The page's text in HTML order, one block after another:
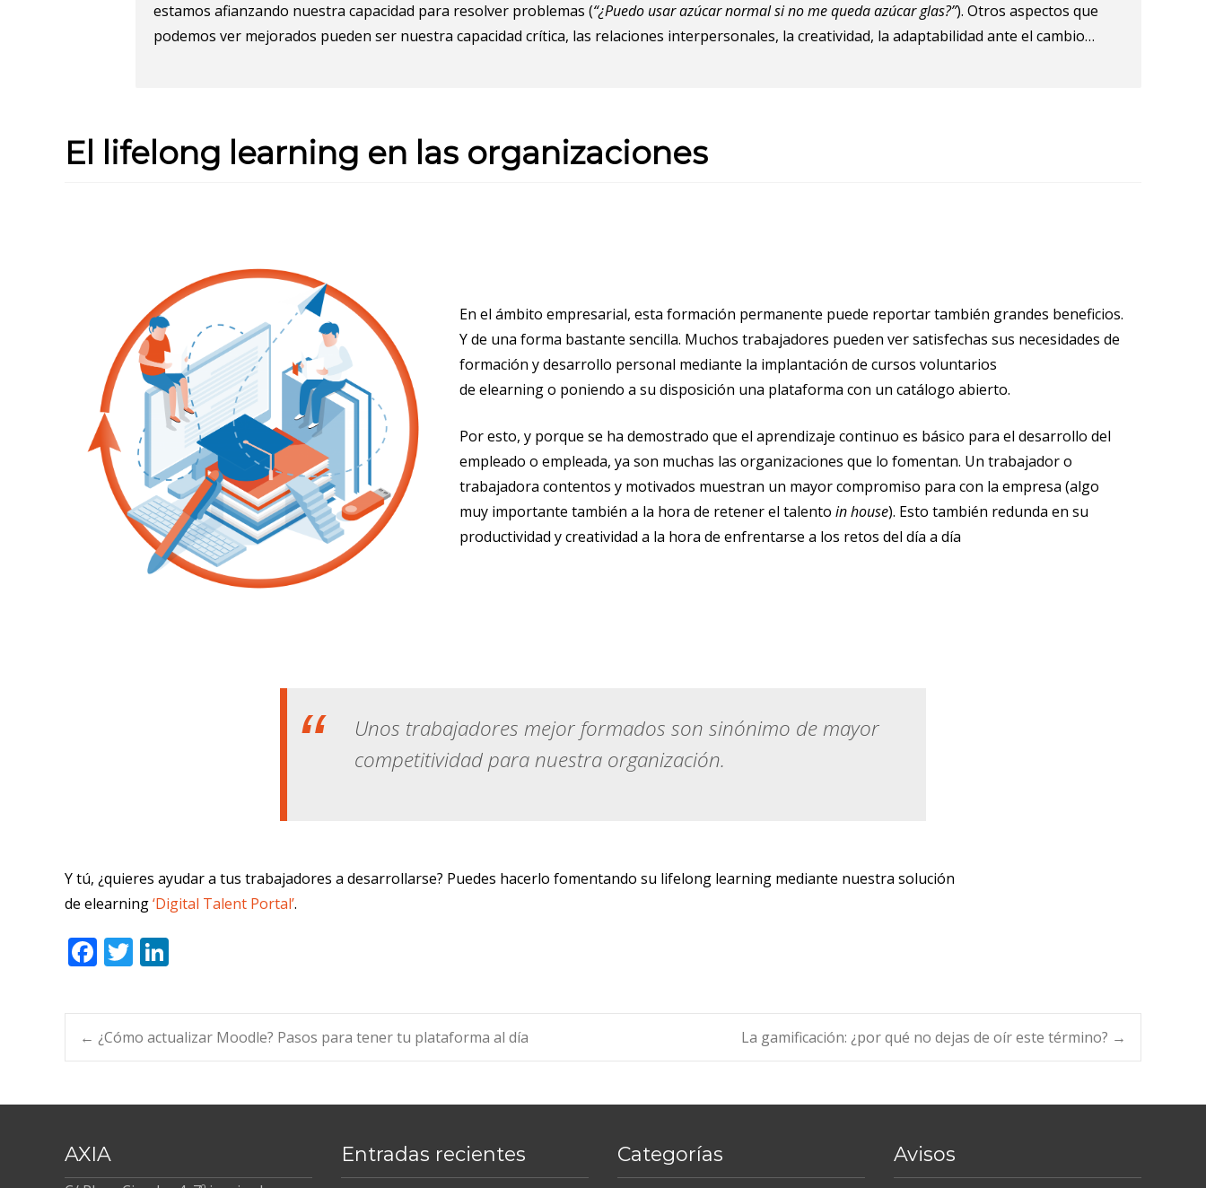
estamos afianzando nuestra capacidad para resolver problemas (“¿Puedo usar azúcar normal si no me queda azúcar glas?”). Otros aspectos que
podemos ver mejorados pueden ser nuestra capacidad crítica, las relaciones interpersonales, la creatividad, la adaptabilidad ante el cambio…
El lifelong learning en las organizaciones
En el ámbito empresarial, esta formación permanente puede reportar también grandes beneficios.
Y de una forma bastante sencilla. Muchos trabajadores pueden ver satisfechas sus necesidades de
formación y desarrollo personal mediante la implantación de cursos voluntarios
de elearning o poniendo a su disposición una plataforma con un catálogo abierto.
Por esto, y porque se ha demostrado que el aprendizaje continuo es básico para el desarrollo del
empleado o empleada, ya son muchas las organizaciones que lo fomentan. Un trabajador o
trabajadora contentos y motivados muestran un mayor compromiso para con la empresa (algo
muy importante también a la hora de retener el talento in house). Esto también redunda en su
productividad y creatividad a la hora de enfrentarse a los retos del día a día
Unos trabajadores mejor formados son sinónimo de mayor
competitividad para nuestra organización.
Y tú, ¿quieres ayudar a tus trabajadores a desarrollarse? Puedes hacerlo fomentando su lifelong learning mediante nuestra solución
de elearning‘Digital Talent Portal’.
F
e
b
o
o
T
itt
er
k
e
dI
n
Navegación
de
entradas
← ¿Cómo actualizar Moodle? Pasos para tener tu plataforma al día La gamificación: ¿por qué no dejas de oír este término? →
AXIA Entradas recientes Categorías Avisos